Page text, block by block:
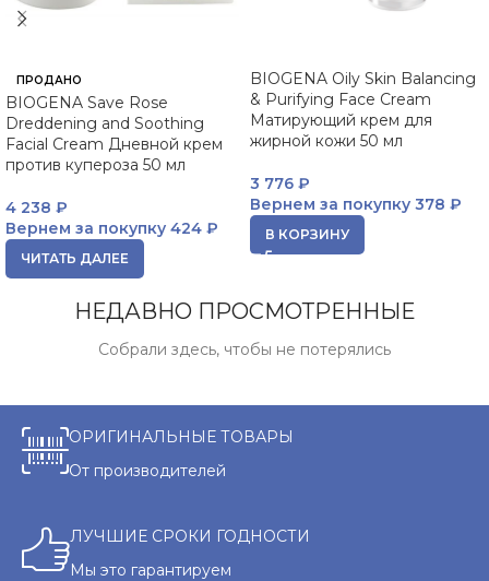
ПРОДАНО
BIOGENA Save Rose
Dreddening and Soothing
Facial Cream Дневной крем
против купероза 50 мл
4 238 ₽
Вернем за покупку 424 ₽
ЧИТАТЬ ДАЛЕЕ
BIOGENA Oily Skin Balancing
& Purifying Face Cream
Матирующий крем для
жирной кожи 50 мл
3 776 ₽
Вернем за покупку 378 ₽
В КОРЗИНУ
НЕДАВНО ПРОСМОТРЕННЫЕ
Собрали здесь, чтобы не потерялись
ОРИГИНАЛЬНЫЕ ТОВАРЫ
От производителей
ЛУЧШИЕ СРОКИ ГОДНОСТИ
Мы это гарантируем